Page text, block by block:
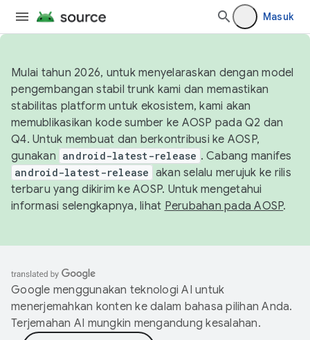
Masuk
Mulai tahun 2026, untuk menyelaraskan dengan model
pengembangan stabil trunk kami dan memastikan
stabilitas platform untuk ekosistem, kami akan
memublikasikan kode sumber ke AOSP pada Q2 dan
Q4. Untuk membuat dan berkontribusi ke AOSP,
gunakan android-latest-release . Cabang manifes
android-latest-release akan selalu merujuk ke rilis
terbaru yang dikirim ke AOSP. Untuk mengetahui
informasi selengkapnya, lihat Perubahan pada AOSP.
Google menggunakan teknologi AI untuk
menerjemahkan konten ke dalam bahasa pilihan Anda.
Terjemahan AI mungkin mengandung kesalahan.